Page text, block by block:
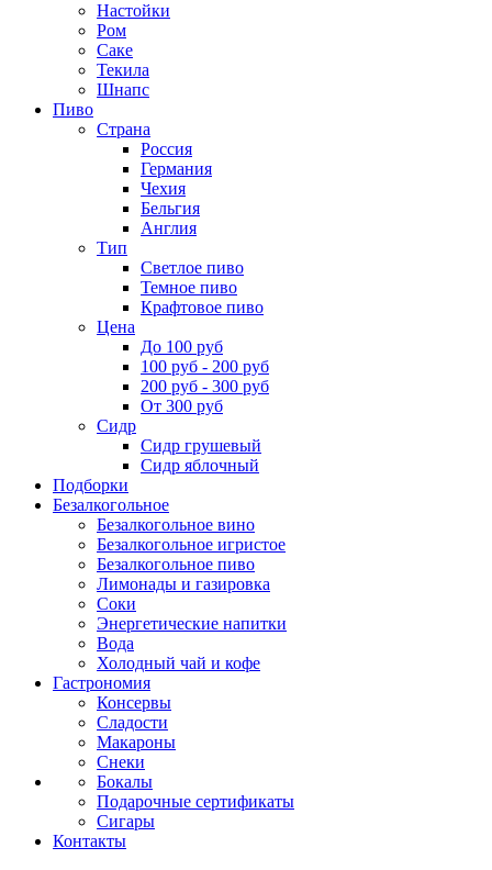
Настойки
Ром
Саке
Текила
Шнапс
Пиво
Страна
Россия
Германия
Чехия
Бельгия
Англия
Тип
Светлое пиво
Темное пиво
Крафтовое пиво
Цена
До 100 руб
100 руб - 200 руб
200 руб - 300 руб
От 300 руб
Сидр
Сидр грушевый
Сидр яблочный
Подборки
Безалкогольное
Безалкогольное вино
Безалкогольное игристое
Безалкогольное пиво
Лимонады и газировка
Соки
Энергетические напитки
Вода
Холодный чай и кофе
Гастрономия
Консервы
Сладости
Макароны
Снеки
Бокалы
Подарочные сертификаты
Сигары
Контакты